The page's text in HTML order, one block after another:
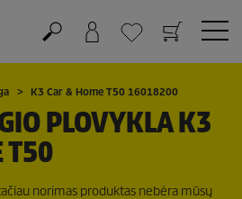
K3 Car & Home T50 16018200
PLOVYKLA K3
T50
norimas produktas nebėra mūsų